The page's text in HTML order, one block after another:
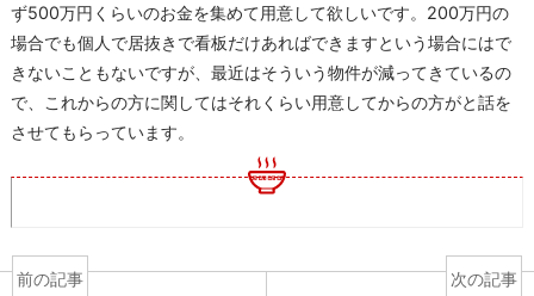
ず500万円くらいのお金を集めて用意して欲しいです。200万円の
場合でも個人で居抜きで看板だけあればできますという場合にはで
きないこともないですが、最近はそういう物件が減ってきているの
で、これからの方に関してはそれくらい用意してからの方がと話を
させてもらっています。
前の記事 次の記事